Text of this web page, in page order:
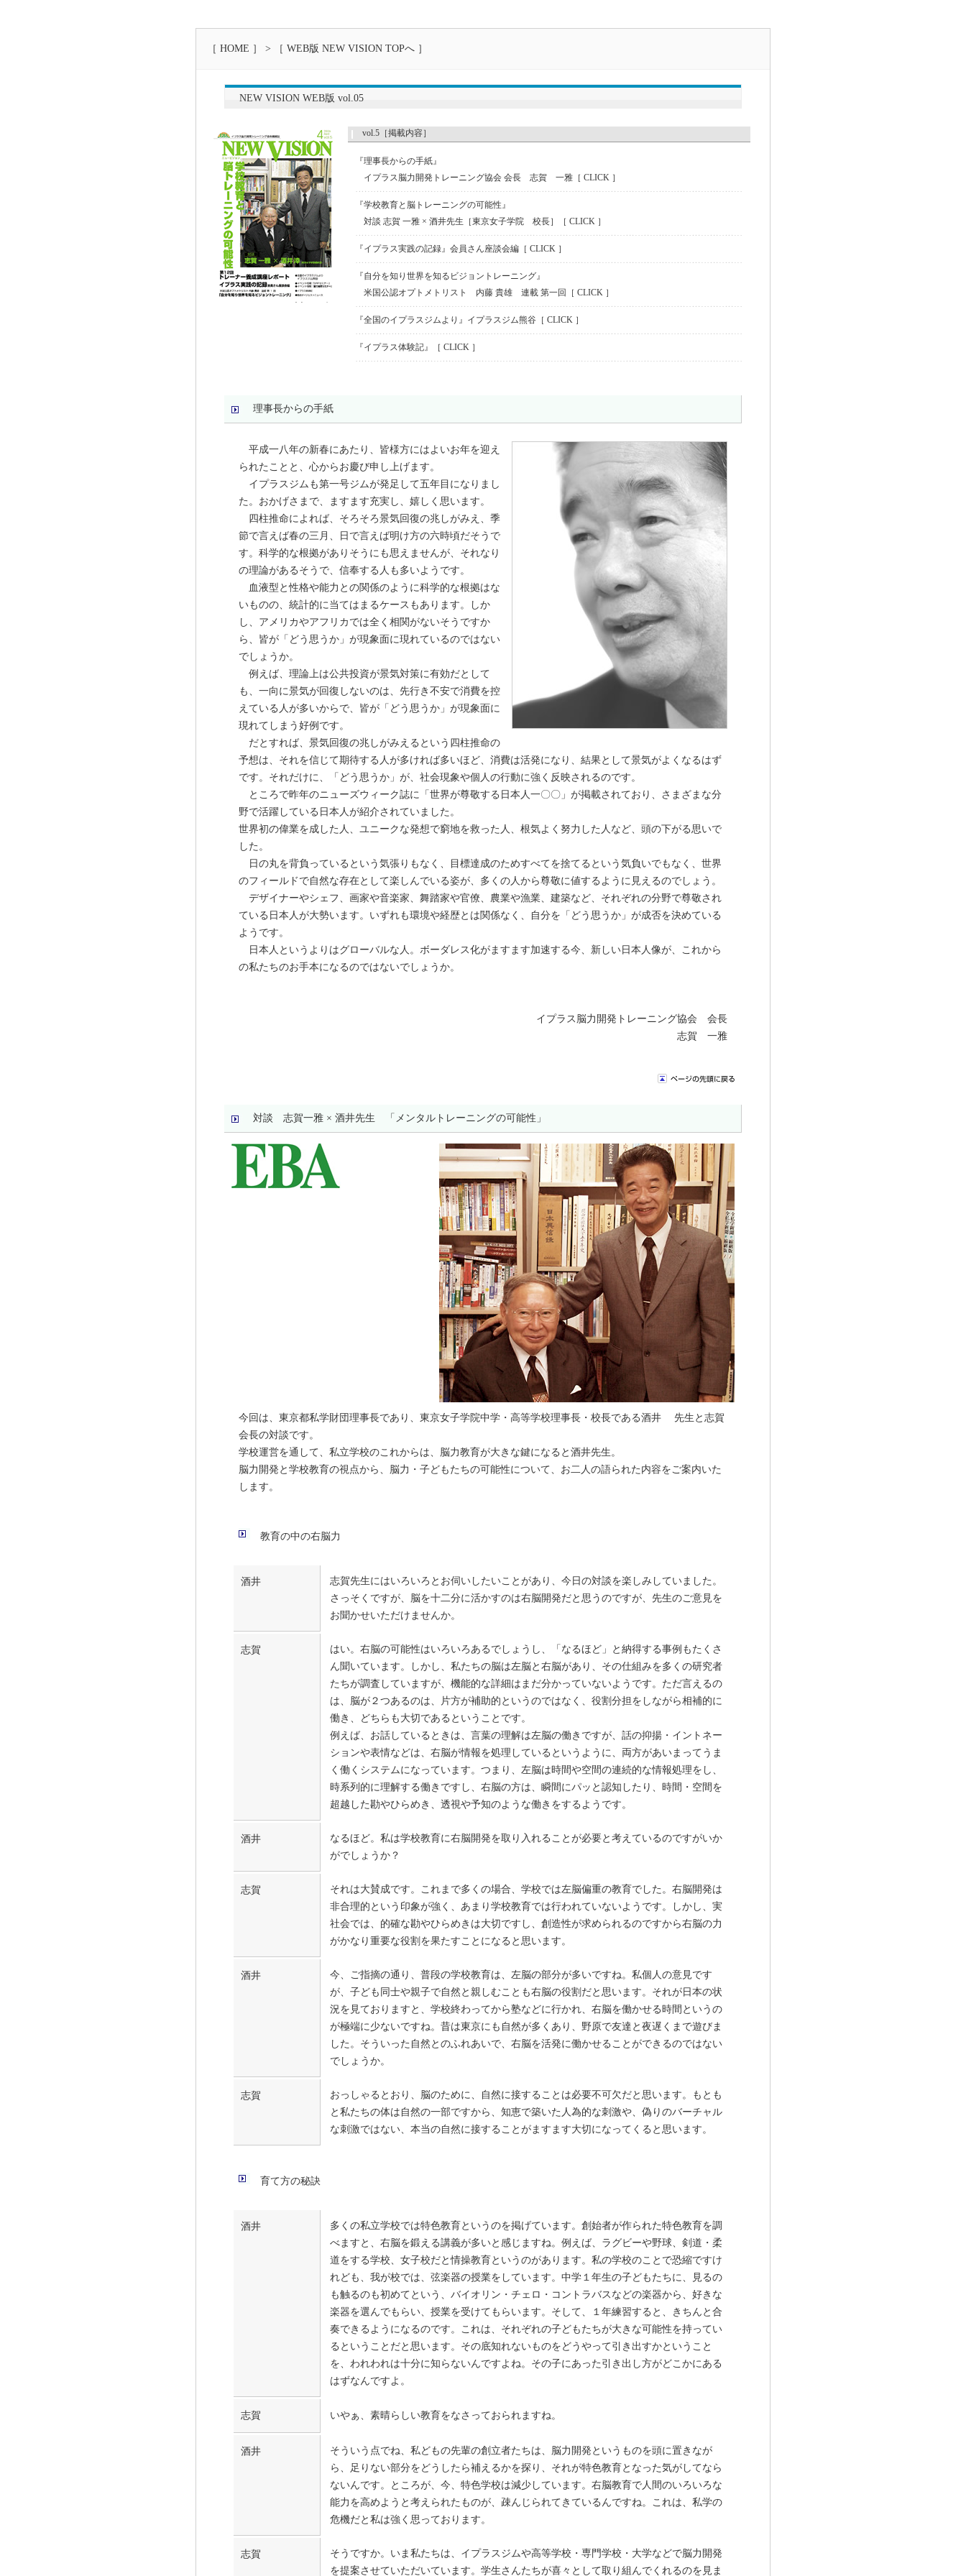
［ HOME ］ > ［ WEB版 NEW VISION TOPへ ］
NEW VISION WEB版 vol.05
vol.5［掲載内容］
『理事長からの手紙』
イプラス脳力開発トレーニング協会 会長 志賀 一雅［ CLICK ］
『学校教育と脳トレーニングの可能性』
対談 志賀 一雅 × 酒井先生［東京女子学院 校長］［ CLICK ］
『イプラス実践の記録』会員さん座談会編［ CLICK ］
『自分を知り世界を知るビジョントレーニング』
米国公認オプトメトリスト 内藤 貴雄 連載 第一回［ CLICK ］
『全国のイプラスジムより』イプラスジム熊谷［ CLICK ］
『イプラス体験記』［ CLICK ］
理事長からの手紙
平成一八年の新春にあたり、皆様方にはよいお年を迎え
られたことと、心からお慶び申し上げます。
イプラスジムも第一号ジムが発足して五年目になりまし
た。おかげさまで、ますます充実し、嬉しく思います。
四柱推命によれば、そろそろ景気回復の兆しがみえ、季
節で言えば春の三月、日で言えば明け方の六時頃だそうで
す。科学的な根拠がありそうにも思えませんが、それなり
の理論があるそうで、信奉する人も多いようです。
血液型と性格や能力との関係のように科学的な根拠はな
いものの、統計的に当てはまるケースもあります。しか
し、アメリカやアフリカでは全く相関がないそうですか
ら、皆が「どう思うか」が現象面に現れているのではない
でしょうか。
例えば、理論上は公共投資が景気対策に有効だとして
も、一向に景気が回復しないのは、先行き不安で消費を控
えている人が多いからで、皆が「どう思うか」が現象面に
現れてしまう好例です。
だとすれば、景気回復の兆しがみえるという四柱推命の
予想は、それを信じて期待する人が多ければ多いほど、消費は活発になり、結果として景気がよくなるはず
です。それだけに、「どう思うか」が、社会現象や個人の行動に強く反映されるのです。
ところで昨年のニューズウィーク誌に「世界が尊敬する日本人一〇〇」が掲載されており、さまざまな分
野で活躍している日本人が紹介されていました。
世界初の偉業を成した人、ユニークな発想で窮地を救った人、根気よく努力した人など、頭の下がる思いで
した。
日の丸を背負っているという気張りもなく、目標達成のためすべてを捨てるという気負いでもなく、世界
のフィールドで自然な存在として楽しんでいる姿が、多くの人から尊敬に値するように見えるのでしょう。
デザイナーやシェフ、画家や音楽家、舞踏家や官僚、農業や漁業、建築など、それぞれの分野で尊敬され
ている日本人が大勢います。いずれも環境や経歴とは関係なく、自分を「どう思うか」が成否を決めている
ようです。
日本人というよりはグローバルな人。ボーダレス化がますます加速する今、新しい日本人像が、これから
の私たちのお手本になるのではないでしょうか。
イプラス脳力開発トレーニング協会 会長
志賀 一雅
対談 志賀一雅 × 酒井先生 「メンタルトレーニングの可能性」
今回は、東京都私学財団理事長であり、東京女子学院中学・高等学校理事長・校長である酒井 先生と志賀
会長の対談です。
学校運営を通して、私立学校のこれからは、脳力教育が大きな鍵になると酒井先生。
脳力開発と学校教育の視点から、脳力・子どもたちの可能性について、お二人の語られた内容をご案内いた
します。
教育の中の右脳力
酒井
志賀先生にはいろいろとお伺いしたいことがあり、今日の対談を楽しみしていました。
さっそくですが、脳を十二分に活かすのは右脳開発だと思うのですが、先生のご意見を
お聞かせいただけませんか。
志賀
はい。右脳の可能性はいろいろあるでしょうし、「なるほど」と納得する事例もたくさ
ん聞いています。しかし、私たちの脳は左脳と右脳があり、その仕組みを多くの研究者
たちが調査していますが、機能的な詳細はまだ分かっていないようです。ただ言えるの
は、脳が２つあるのは、片方が補助的というのではなく、役割分担をしながら相補的に
働き、どちらも大切であるということです。
例えば、お話しているときは、言葉の理解は左脳の働きですが、話の抑揚・イントネー
ションや表情などは、右脳が情報を処理しているというように、両方があいまってうま
く働くシステムになっています。つまり、左脳は時間や空間の連続的な情報処理をし、
時系列的に理解する働きですし、右脳の方は、瞬間にパッと認知したり、時間・空間を
超越した勘やひらめき、透視や予知のような働きをするようです。
酒井
なるほど。私は学校教育に右脳開発を取り入れることが必要と考えているのですがいか
がでしょうか？
志賀
それは大賛成です。これまで多くの場合、学校では左脳偏重の教育でした。右脳開発は
非合理的という印象が強く、あまり学校教育では行われていないようです。しかし、実
社会では、的確な勘やひらめきは大切ですし、創造性が求められるのですから右脳の力
がかなり重要な役割を果たすことになると思います。
酒井
今、ご指摘の通り、普段の学校教育は、左脳の部分が多いですね。私個人の意見です
が、子ども同士や親子で自然と親しむことも右脳の役割だと思います。それが日本の状
況を見ておりますと、学校終わってから塾などに行かれ、右脳を働かせる時間というの
が極端に少ないですね。昔は東京にも自然が多くあり、野原で友達と夜遅くまで遊びま
した。そういった自然とのふれあいで、右脳を活発に働かせることができるのではない
でしょうか。
志賀
おっしゃるとおり、脳のために、自然に接することは必要不可欠だと思います。もとも
と私たちの体は自然の一部ですから、知恵で築いた人為的な刺激や、偽りのバーチャル
な刺激ではない、本当の自然に接することがますます大切になってくると思います。
育て方の秘訣
酒井
多くの私立学校では特色教育というのを掲げています。創始者が作られた特色教育を調
べますと、右脳を鍛える講義が多いと感じますね。例えば、ラグビーや野球、剣道・柔
道をする学校、女子校だと情操教育というのがあります。私の学校のことで恐縮ですけ
れども、我が校では、弦楽器の授業をしています。中学１年生の子どもたちに、見るの
も触るのも初めてという、バイオリン・チェロ・コントラバスなどの楽器から、好きな
楽器を選んでもらい、授業を受けてもらいます。そして、１年練習すると、きちんと合
奏できるようになるのです。これは、それぞれの子どもたちが大きな可能性を持ってい
るということだと思います。その底知れないものをどうやって引き出すかということ
を、われわれは十分に知らないんですよね。その子にあった引き出し方がどこかにある
はずなんですよ。
志賀 いやぁ、素晴らしい教育をなさっておられますね。
酒井
そういう点でね、私どもの先輩の創立者たちは、脳力開発というものを頭に置きなが
ら、足りない部分をどうしたら補えるかを探り、それが特色教育となった気がしてなら
ないんです。ところが、今、特色学校は減少しています。右脳教育で人間のいろいろな
能力を高めようと考えられたものが、疎んじられてきているんですね。これは、私学の
危機だと私は強く思っております。
志賀
そうですか。いま私たちは、イプラスジムや高等学校・専門学校・大学などで脳力開発
を提案させていただいています。学生さんたちが喜々として取り組んでくれるのを見ま